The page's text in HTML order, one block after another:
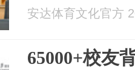
安达体育文化官方
65000+校友